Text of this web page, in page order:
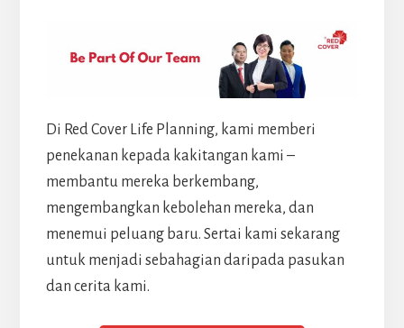
Di Red Cover Life Planning, kami memberi
penekanan kepada kakitangan kami –
membantu mereka berkembang,
mengembangkan kebolehan mereka, dan
menemui peluang baru. Sertai kami sekarang
untuk menjadi sebahagian daripada pasukan
dan cerita kami.